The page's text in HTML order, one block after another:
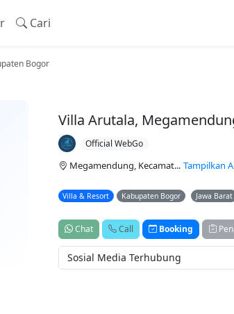
Cari
Bogor
Villa Arutala,
Official WebGo
Megamendung, Kecamat... Tampilkan
Villa & Resort Kabupaten Bogor Jawa Barat
Chat Call Booking
Sosial Media Terhubung